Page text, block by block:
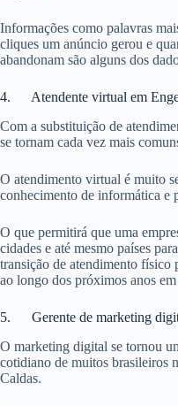
Informações como palavras
cliques um anúncio gerou e
abandonam são alguns dos
4. Atendente virtual em
Com a substituição de
se tornam cada vez mais
O atendimento virtual é muito
conhecimento de informática e
O que permitirá que uma
cidades e até mesmo países
transição de atendimento físico
ao longo dos próximos anos
5. Gerente de marketing
O marketing digital se tornou
cotidiano de muitos brasileiros
Caldas.